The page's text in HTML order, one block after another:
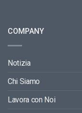
COMPANY
Notizia
Chi Siamo
Lavora con Noi